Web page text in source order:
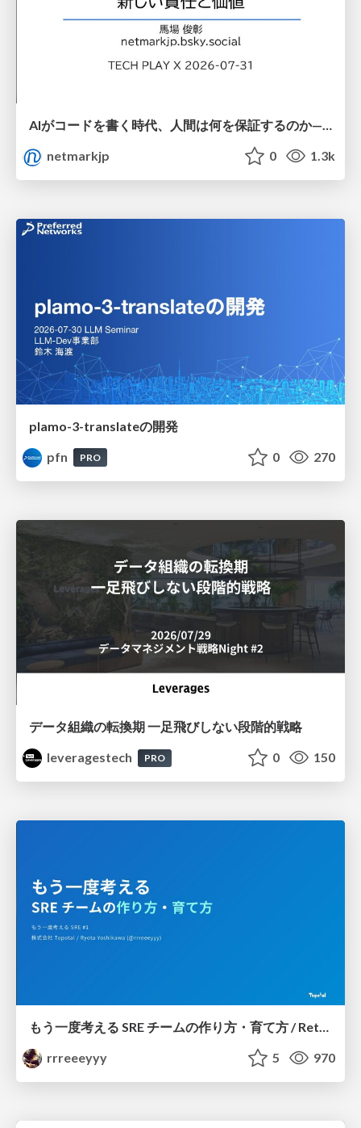
AIがコードを書く時代、人間は何を保証するのか———馬場さんと考える、開発者に求められる新しい責任と価値 - TECH PLAY
netmarkjp
0 1.3k
plamo-3-translateの開発
pfn
PRO 0 270
データ組織の転換期 一足飛びしない段階的戦略
leveragestech
PRO 0 150
もう一度考える SRE チームの作り方・育て方 / Rethinking SRE #1: Building and Growing SRE Teams
rrreeeyyy
5 970